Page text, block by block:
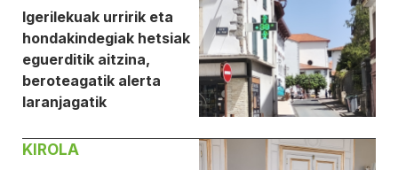
Igerilekuak urririk eta
hondakindegiak hetsiak
eguerditik aitzina,
beroteagatik alerta
laranjagatik
KIROLA